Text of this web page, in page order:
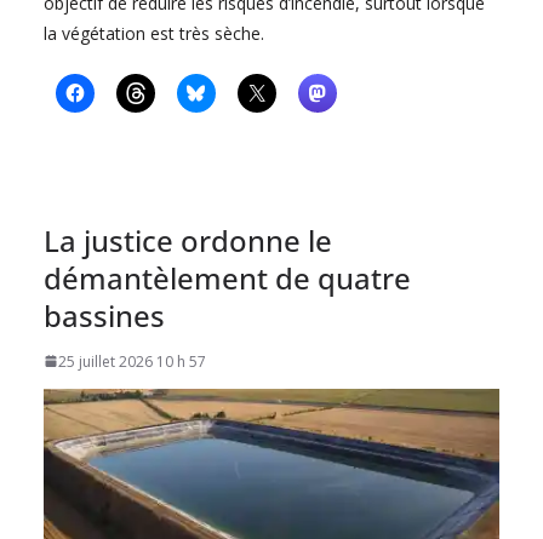
la végétation est très sèche.
La justice ordonne le
démantèlement de quatre
bassines
25 juillet 2026 10 h 57